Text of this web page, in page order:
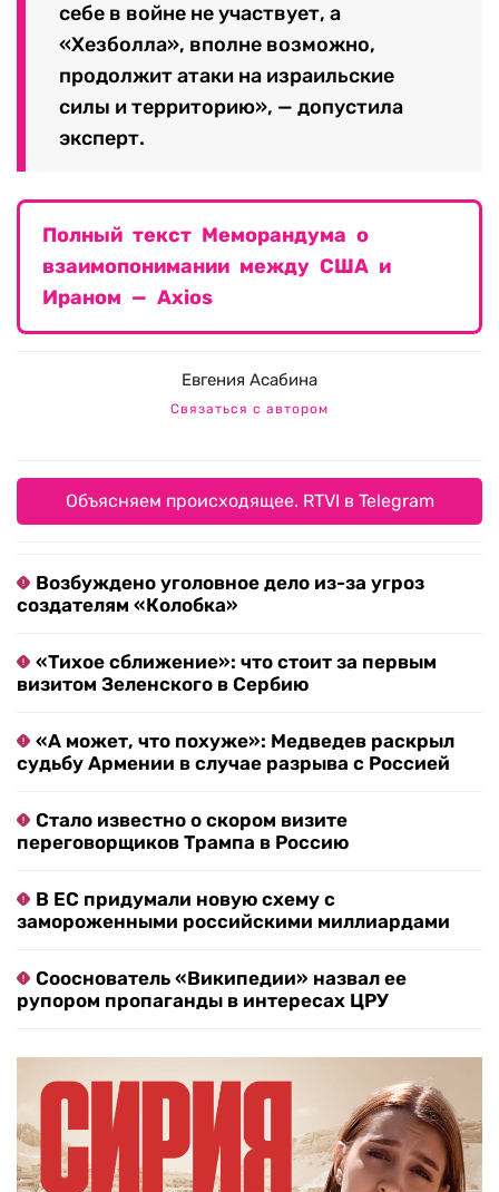
себе в войне не участвует, а
«Хезболла», вполне возможно,
продолжит атаки на израильские
силы и территорию», — допустила
эксперт.
Полный текст Меморандума о
взаимопонимании между США и
Ираном — Axios
Евгения Асабина
Связаться с автором
Объясняем происходящее. RTVI в Telegram
Возбуждено уголовное дело из-за угроз
создателям «Колобка»
«Тихое сближение»: что стоит за первым
визитом Зеленского в Сербию
«А может, что похуже»: Медведев раскрыл
судьбу Армении в случае разрыва с Россией
Стало известно о скором визите
переговорщиков Трампа в Россию
В ЕС придумали новую схему с
замороженными российскими миллиардами
Сооснователь «Википедии» назвал ее
рупором пропаганды в интересах ЦРУ